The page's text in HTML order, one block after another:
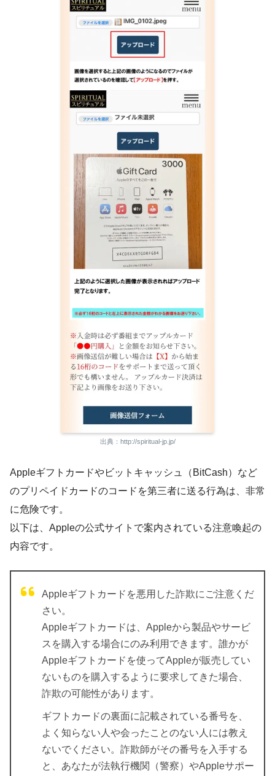
出典：http://spiritual-jp.jp/
Appleギフトカードやビットキャッシュ（BitCash）など
のプリペイドカードのコードを第三者に送る行為は、非常
に危険です。
以下は、Appleの公式サイトで案内されている注意喚起の
内容です。
Appleギフトカードを悪用した詐欺にご注意くだ
さい。
Appleギフトカードは、Appleから製品やサービ
スを購入する場合にのみ利用できます。誰かが
Appleギフトカードを使ってAppleが販売してい
ないものを購入するように要求してきた場合、
詐欺の可能性があります。
ギフトカードの裏面に記載されている番号を、
よく知らない人や会ったことのない人には教え
ないでください。詐欺師がその番号を入手する
と、あなたが法執行機関（警察）やAppleサポー